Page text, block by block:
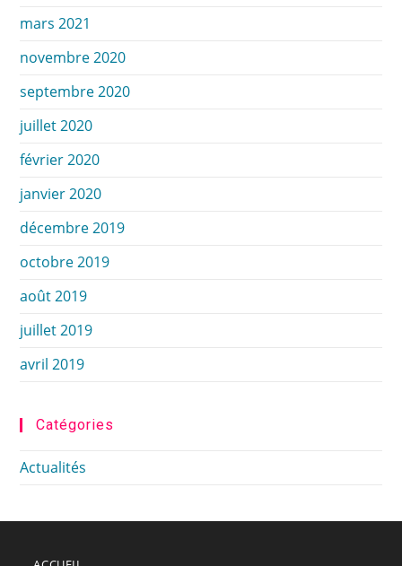
mars 2021
novembre 2020
septembre 2020
juillet 2020
février 2020
janvier 2020
décembre 2019
octobre 2019
août 2019
juillet 2019
avril 2019
Catégories
Actualités